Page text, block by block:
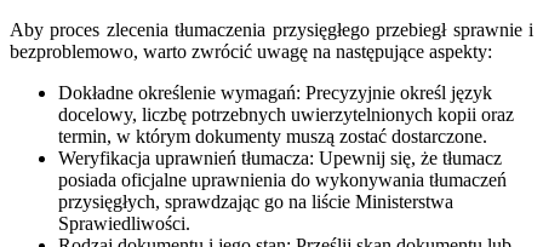
Aby proces zlecenia tłumaczenia przysięgłego przebiegł sprawnie i
bezproblemowo, warto zwrócić uwagę na następujące aspekty:
Dokładne określenie wymagań: Precyzyjnie określ język
docelowy, liczbę potrzebnych uwierzytelnionych kopii oraz
termin, w którym dokumenty muszą zostać dostarczone.
Weryfikacja uprawnień tłumacza: Upewnij się, że tłumacz
posiada oficjalne uprawnienia do wykonywania tłumaczeń
przysięgłych, sprawdzając go na liście Ministerstwa
Sprawiedliwości.